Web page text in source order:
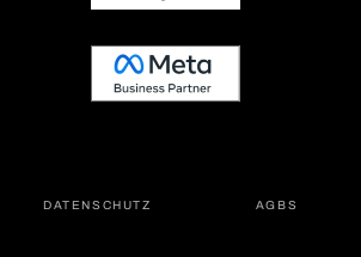
DATEN­SCHUTZ AGBS